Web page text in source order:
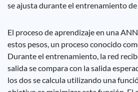
se ajusta durante el entrenamiento de
El proceso de aprendizaje en una
estos pesos, un proceso conocido
Durante el entrenamiento, la red
salida se compara con la salida
los dos se calcula utilizando una